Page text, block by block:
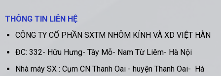
THÔNG TIN LIÊN HỆ
CÔNG TY CỔ PHẦN SXTM NHÔM KÍNH VÀ XD VIỆT HÀN
ĐC: 332- Hữu Hưng- Tây Mỗ- Nam Từ Liêm- Hà Nội
Nhà máy SX : Cụm CN Thanh Oai - huyện Thanh Oai- Hà